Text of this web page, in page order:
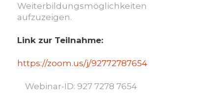
Weiterbildungsmöglichkeiten
aufzuzeigen.
Link zur Teilnahme:
https://zoom.us/j/92772787654
Webinar-ID: 927 7278 7654